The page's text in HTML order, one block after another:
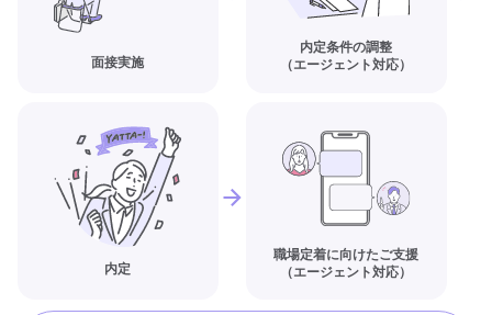
面接実施
内定条件の調整
（エージェント対応）
内定
職場定着に向けたご支援
（エージェント対応）